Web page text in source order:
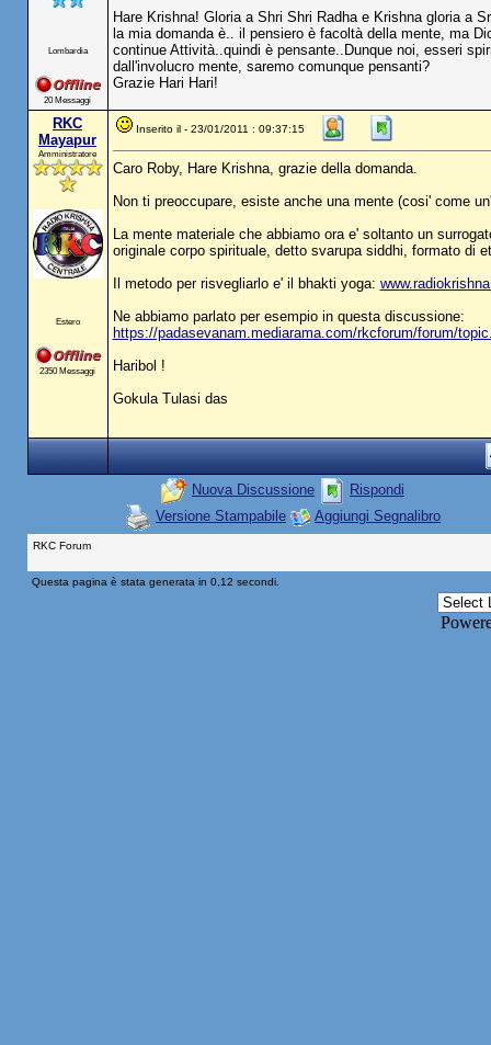
Lombardia
20 Messaggi
Hare Krishna! Gloria a Shri Shri Radha e Krishna gloria a
la mia domanda è.. il pensiero è facoltà della mente, ma
continue Attività..quindi è pensante..Dunque noi, esseri
dall'involucro mente, saremo comunque pensanti?
Grazie Hari Hari!
RKC
Mayapur
Amministratore
Estero
2350 Messaggi
Inserito il - 23/01/2011 : 09:37:15
Caro Roby, Hare Krishna, grazie della domanda.
Non ti preoccupare, esiste anche una mente (cosi' come
La mente materiale che abbiamo ora e' soltanto un
originale corpo spirituale, detto svarupa siddhi, formato di
Il metodo per risvegliarlo e' il bhakti yoga:
Ne abbiamo parlato per esempio in questa discussione:
https://padasevanam.mediarama.com/rkcforum/forum/
Haribol !
Gokula Tulasi das
Nuova Discussione
Rispondi
Versione Stampabile
Aggiungi Segnalibro
RKC Forum
Questa pagina è stata generata in 0,12 secondi.